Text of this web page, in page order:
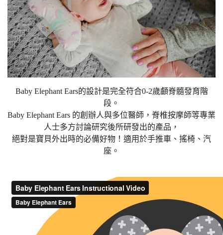
Baby Elephant Ears的設計是完全符合0-2歲顱脊髓發育階
段。
Baby Elephant Ears 的創辦人與多位醫師，脊椎按摩師等專業
人士多方討論研究後所研發出的產品，
絕對是寶貝外出時的必備好物！適用於手推車、搖椅、汽
座。